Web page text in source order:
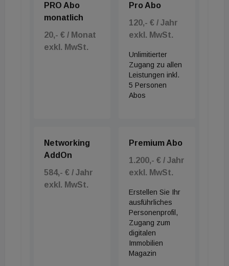
PRO Abo
monatlich
20,- € / Monat
exkl. MwSt.
Pro Abo
120,- € / Jahr
exkl. MwSt.
Unlimitierter
Zugang zu allen
Leistungen inkl.
5 Personen
Abos
Networking
AddOn
584,- € / Jahr
exkl. MwSt.
Premium Abo
1.200,- € / Jahr
exkl. MwSt.
Erstellen Sie Ihr
ausführliches
Personenprofil,
Zugang zum
digitalen
Immobilien
Magazin